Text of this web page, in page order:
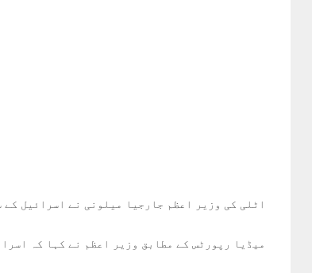
اٹلی کی وزیر اعظم جارجیا میلونی نے اسرائیل
میڈیا رپورٹس کے مطابق وزیر اعظم نے کہا کہ